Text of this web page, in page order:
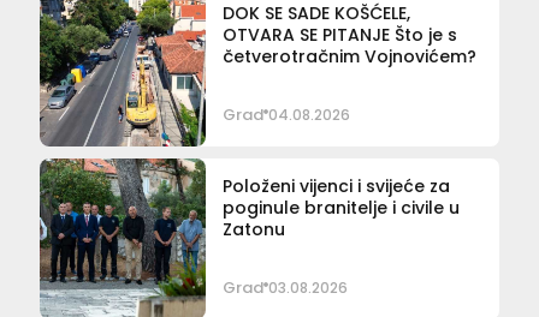
DOK SE SADE KOŠĆELE,
OTVARA SE PITANJE Što je s
četverotračnim Vojnovićem?
Grad 04.08.2026
Položeni vijenci i svijeće za
poginule branitelje i civile u
Zatonu
Grad 03.08.2026